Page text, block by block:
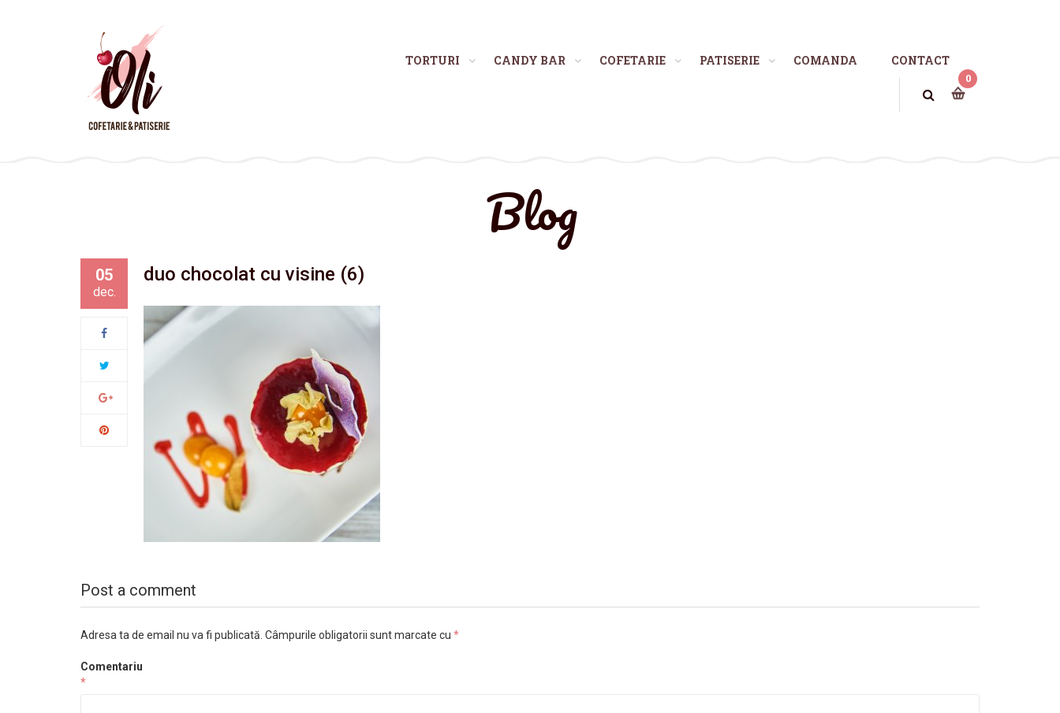
TORTURI CANDY BAR COFETARIE PATISERIE COMANDA CONTACT
0
Blog
05
dec.
duo chocolat cu visine (6)
Post a comment
Adresa ta de email nu va fi publicată. Câmpurile obligatorii sunt marcate cu *
Comentariu
*